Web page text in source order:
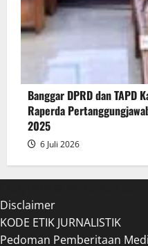
Banggar DPRD dan TAPD
Raperda
2025
6 Juli 2026
Disclaimer
KODE ETIK JURNALISTIK
Pedoman Pemberitaan